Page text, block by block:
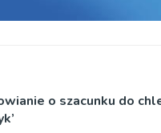
o szacunku do